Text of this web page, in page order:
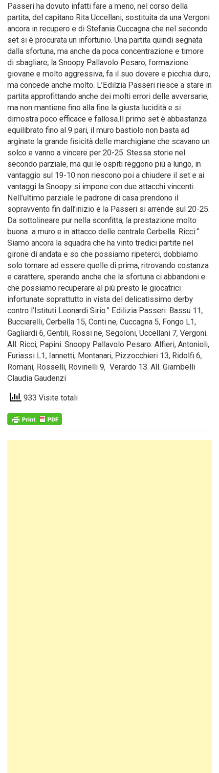
Passeri ha dovuto infatti fare a meno, nel corso della
partita, del capitano Rita Uccellani, sostituita da una Vergoni
ancora in recupero e di Stefania Cuccagna che nel secondo
set si è procurata un infortunio. Una partita quindi segnata
dalla sfortuna, ma anche da poca concentrazione e timore
di sbagliare, la Snoopy Pallavolo Pesaro, formazione
giovane e molto aggressiva, fa il suo dovere e picchia duro,
ma concede anche molto. L’Edilzia Passeri riesce a stare in
partita approfittando anche dei molti errori delle avversarie,
ma non mantiene fino alla fine la giusta lucidità e si
dimostra poco efficace e fallosa.Il primo set è abbastanza
equilibrato fino al 9 pari, il muro bastiolo non basta ad
arginate la grande fisicità delle marchigiane che scavano un
solco e vanno a vincere per 20-25. Stessa storie nel
secondo parziale, ma qui le ospiti reggono più a lungo, in
vantaggio sul 19-10 non riescono poi a chiudere il set e ai
vantaggi la Snoopy si impone con due attacchi vincenti.
Nell’ultimo parziale le padrone di casa prendono il
sopravvento fin dall’inizio e la Passeri si arrende sul 20-25.
Da sottolineare pur nella sconfitta, la prestazione molto
buona a muro e in attacco delle centrale Cerbella. Ricci:“
Siamo ancora la squadra che ha vinto tredici partite nel
girone di andata e so che possiamo ripeterci, dobbiamo
solo tornare ad essere quelle di prima, ritrovando costanza
e carattere, sperando anche che la sfortuna ci abbandoni e
che possiamo recuperare al più presto le giocatrici
infortunate soprattutto in vista del delicatissimo derby
contro l’Istituti Leonardi Sirio.” Edilizia Passeri: Bassu 11,
Bucciarelli, Cerbella 15, Conti ne, Cuccagna 5, Fongo L1,
Gagliardi 6, Gentili, Rossi ne, Segoloni, Uccellani 7, Vergoni.
All. Ricci, Papini. Snoopy Pallavolo Pesaro: Alfieri, Antonioli,
Furiassi L1, Iannetti, Montanari, Pizzocchieri 13, Ridolfi 6,
Romani, Rosselli, Rovinelli 9, Verardo 13. All. Giambelli
Claudia Gaudenzi
933 Visite totali